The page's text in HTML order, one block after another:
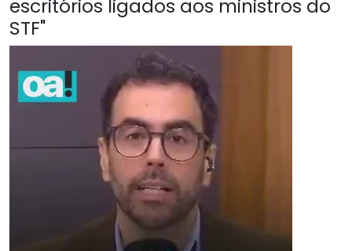
escritórios ligados aos ministros do
STF"